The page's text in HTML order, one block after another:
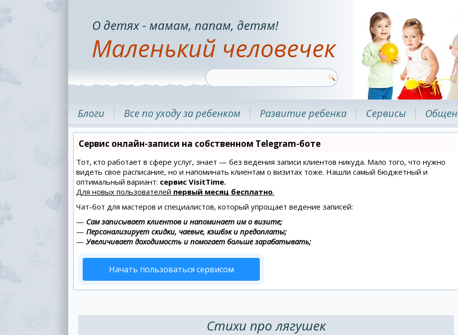
Маленький человечек
О детях - мамам, папам, детям!
Блоги Все по уходу за ребенком Развитие ребенка Сервисы
Сервис онлайн-записи на собственном Telegram-боте
Тот, кто работает в сфере услуг, знает — без ведения записи клиентов никуда. Мало того, что нужно
видеть свое расписание, но и напоминать клиентам о визитах тоже. Нашли самый бюджетный и
оптимальный вариант: сервис VisitTime.
Для новых пользователей первый месяц бесплатно.
Чат-бот для мастеров и специалистов, который упрощает ведение записей:
— Сам записывает клиентов и напоминает им о визите;
— Персонализирует скидки, чаевые, кэшбэк и предоплаты;
— Увеличивает доходимость и помогает больше зарабатывать;
Начать пользоваться сервисом
Стихи про лягушек